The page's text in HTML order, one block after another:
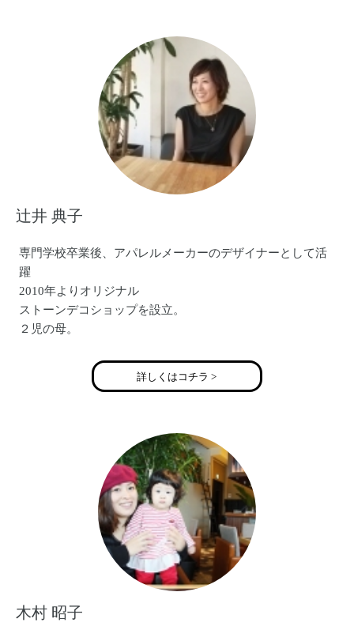
作品販売の他、親子が笑顔になれるワークショップを不定
期で開催しています。
オレンジのまちHPです♪
http://orange-nomachi.com
Facebookページもあります♪
いいね！で応援よろしくお願いします！
https://www.facebook.com/orangenomachi
辻井 典子
専門学校卒業後、アパレルメーカーのデザイナーとして活
躍
2010年よりオリジナル
ストーンデコショップを設立。
２児の母。
詳しくはコチラ >
木村 昭子